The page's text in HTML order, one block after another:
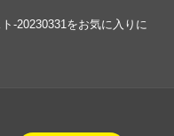
-20230331をお気に入りに